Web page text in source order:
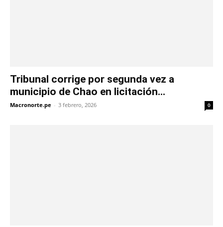
Tribunal corrige por segunda vez a
municipio de Chao en licitación...
Macronorte.pe - 3 febrero, 2026 0